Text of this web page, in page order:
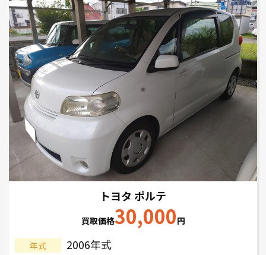
トヨタ ポルテ
買取価格30,000円
年式 2006年式